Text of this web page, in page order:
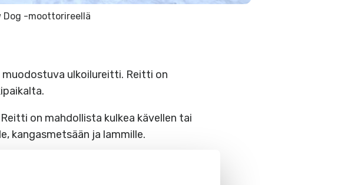
Dog -moottorireellä
ulkoilureitti. Reitti on
on mahdollista kulkea kävellen tai
kangasmetsään ja lammille.
mikäli haluat kiertää Paimion